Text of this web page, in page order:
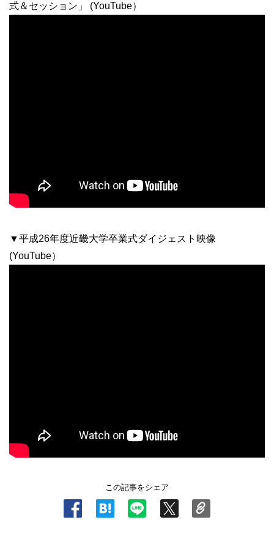
式＆セッション」 (YouTube）
▼平成26年度近畿大学卒業式ダイジェスト映像
(YouTube）
この記事をシェア